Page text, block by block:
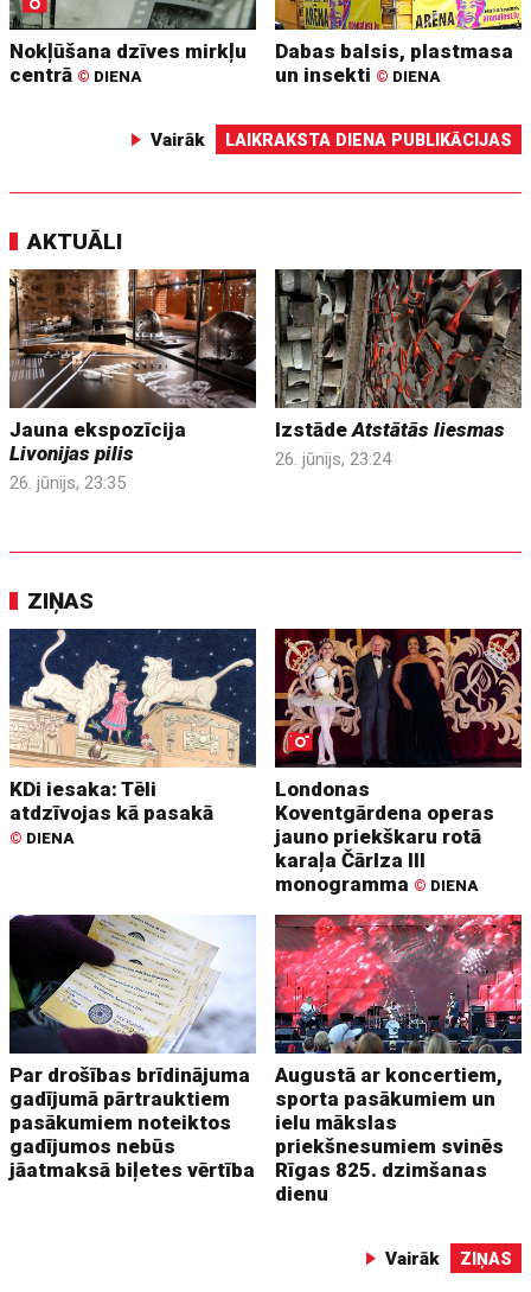
Nokļūšana dzīves mirkļu
centrā © DIENA
Dabas balsis, plastmasa
un insekti © DIENA
Vairāk LAIKRAKSTA DIENA PUBLIKĀCIJAS
AKTUĀLI
Jauna ekspozīcija
Livonijas pilis
26. jūnijs, 23:35
IzstādeAtstātās liesmas
26. jūnijs, 23:24
ZIŅAS
KDi iesaka: Tēli
atdzīvojas kā pasakā
© DIENA
Londonas
Koventgārdena operas
jauno priekškaru rotā
karaļa Čārlza III
monogramma © DIENA
Par drošības brīdinājuma
gadījumā pārtrauktiem
pasākumiem noteiktos
gadījumos nebūs
jāatmaksā biļetes vērtība
Augustā ar koncertiem,
sporta pasākumiem un
ielu mākslas
priekšnesumiem svinēs
Rīgas 825. dzimšanas
dienu
Vairāk ZIŅAS